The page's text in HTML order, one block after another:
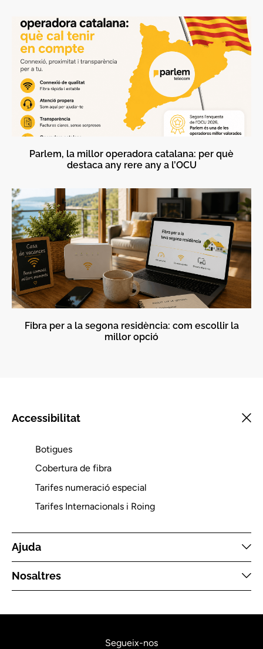
Parlem, la millor operadora catalana: per què
destaca any rere any a l’OCU
Fibra per a la segona residència: com escollir la
millor opció
Accessibilitat
Botigues
Cobertura de fibra
Tarifes numeració especial
Tarifes Internacionals i Roing
Ajuda
Nosaltres
Segueix-nos